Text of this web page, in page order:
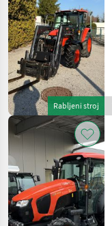
Rabljeni stroj